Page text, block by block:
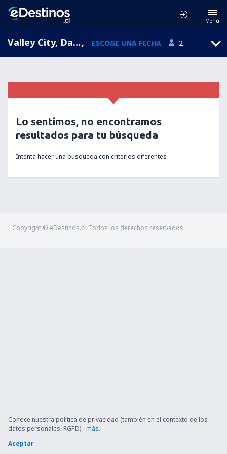
Menú
Valley City, Dakota del Norte, Estados Unidos, ESCOGE UNA FECHA 2
Lo sentimos, no encontramos
resultados para tu búsqueda
Intenta hacer una búsqueda con criterios diferentes
Copyright © eDestinos.cl. Todos los derechos reservados.
Conoce nuestra política de privacidad (también en el contexto de los
datos personales: RGPD) -más.
Aceptar